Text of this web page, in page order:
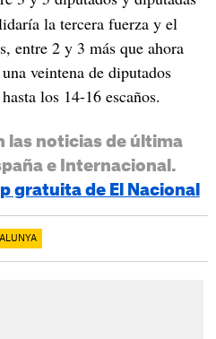
la tercera fuerza y el
entre 2 y 3 más que ahora
veintena de diputados
los 14-16 escaños.
las noticias de última
e Internacional.
gratuita de El Nacional